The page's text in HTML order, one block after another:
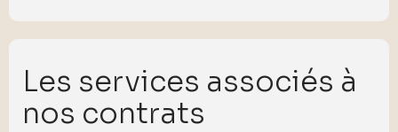
Les services associés à
nos contrats